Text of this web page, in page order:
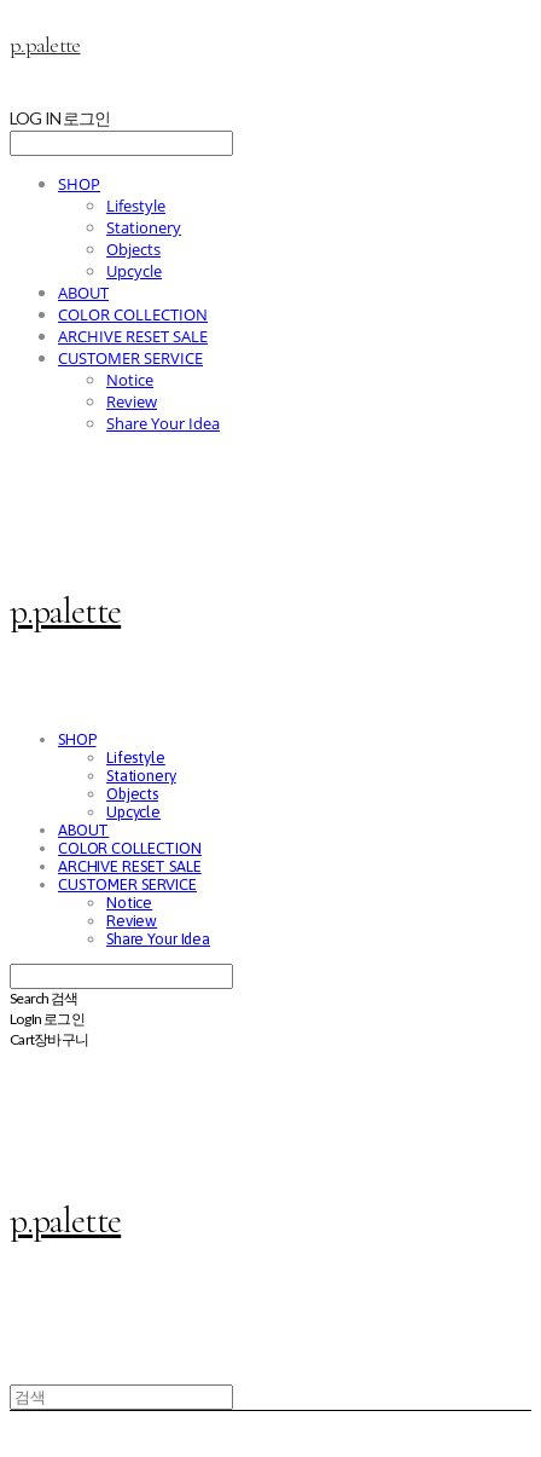
p.palette
LOG IN 로그인
SHOP
Lifestyle
Stationery
Objects
Upcycle
ABOUT
COLOR COLLECTION
ARCHIVE RESET SALE
CUSTOMER SERVICE
Notice
Review
Share Your Idea
p.palette
SHOP
Lifestyle
Stationery
Objects
Upcycle
ABOUT
COLOR COLLECTION
ARCHIVE RESET SALE
CUSTOMER SERVICE
Notice
Review
Share Your Idea
Search 검색
Log In 로그인
Cart장바구니
p.palette